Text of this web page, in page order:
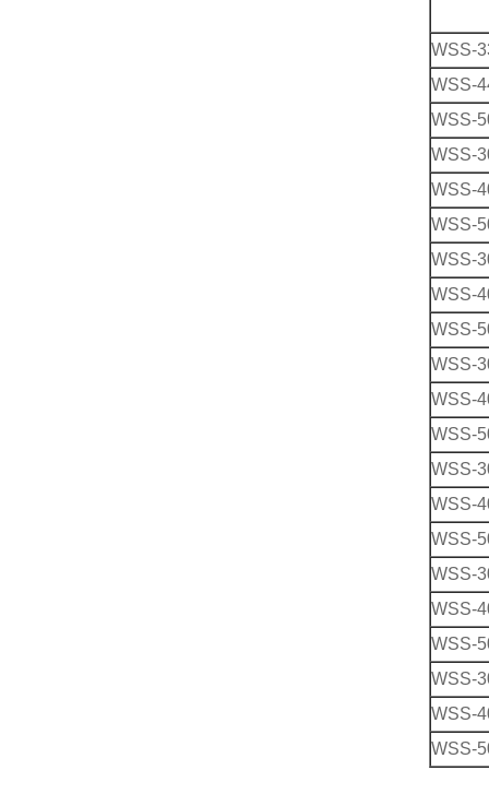
WSS-
WSS-
WSS-
WSS-
WSS-
WSS-
WSS-
WSS-
WSS-
WSS-
WSS-
WSS-
WSS-
WSS-
WSS-
WSS-
WSS-
WSS-
WSS-
WSS-
WSS-